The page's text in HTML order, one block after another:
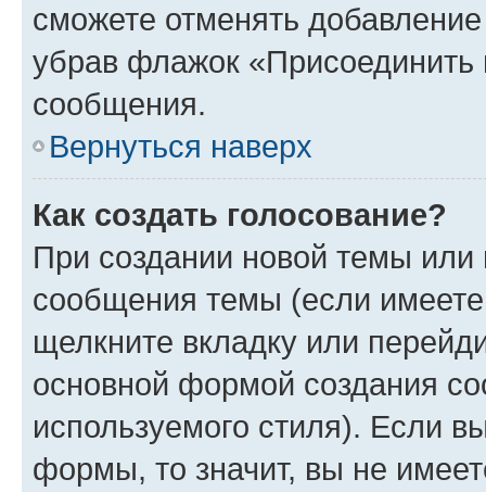
сможете отменять
убрав флажок
сообщения.
Вернуться наверх
Как создать голосование?
При создании новой темы или
сообщения темы (если
щелкните вкладку или
основной формой создания
используемого стиля). Если
формы, то значит, вы не